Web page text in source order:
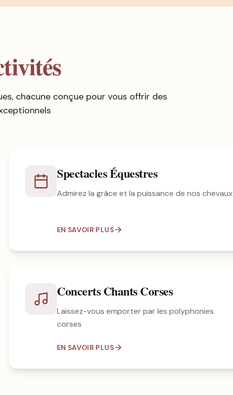
chacune conçue pour vous offrir des
Spectacles Équestres
Admirez la grâce et la puissance de nos chevaux
EN SAVOIR PLUS
Concerts Chants Corses
Laissez-vous emporter par les polyphonies
corses
EN SAVOIR PLUS